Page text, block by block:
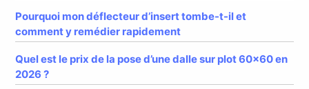
Pourquoi mon déflecteur d’insert tombe-t-il et
comment y remédier rapidement
Quel est le prix de la pose d’une dalle sur plot 60×60 en
2026 ?